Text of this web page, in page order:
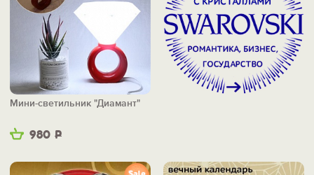
980 Р
Мини-светильник "Диамант"